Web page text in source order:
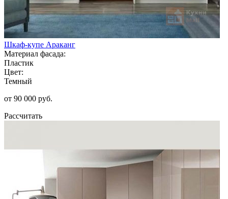
Шкаф-купе Араканг
Материал фасада:
Пластик
Цвет:
Темный
от 90 000 руб.
Рассчитать